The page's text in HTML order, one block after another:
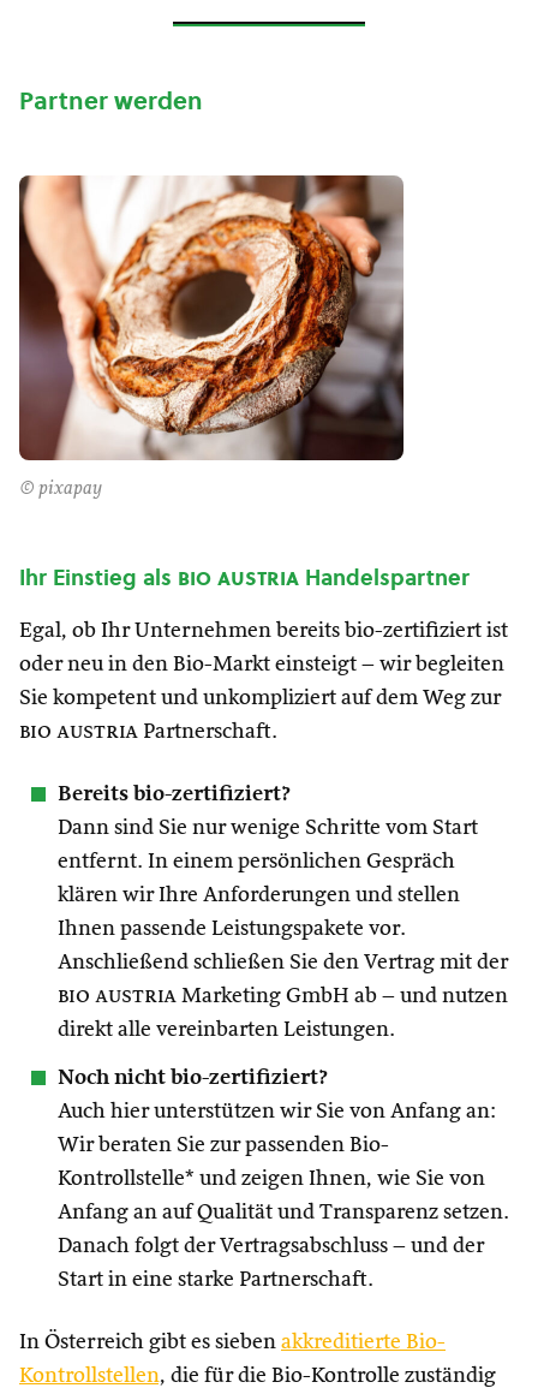
Partner werden
© pixapay
Ihr Einstieg als bio austria Handelspartner
Egal, ob Ihr Unternehmen bereits bio-zertifiziert ist
oder neu in den Bio-Markt einsteigt – wir begleiten
Sie kompetent und unkompliziert auf dem Weg zur
bio austria Partnerschaft.
Bereits bio-zertifiziert?
Dann sind Sie nur wenige Schritte vom Start
entfernt. In einem persönlichen Gespräch
klären wir Ihre Anforderungen und stellen
Ihnen passende Leistungspakete vor.
Anschließend schließen Sie den Vertrag mit der
bio austria Marketing GmbH ab – und nutzen
direkt alle vereinbarten Leistungen.
Noch nicht bio-zertifiziert?
Auch hier unterstützen wir Sie von Anfang an:
Wir beraten Sie zur passenden Bio-
Kontrollstelle* und zeigen Ihnen, wie Sie von
Anfang an auf Qualität und Transparenz setzen.
Danach folgt der Vertragsabschluss – und der
Start in eine starke Partnerschaft.
In Österreich gibt es sieben akkreditierte Bio-
Kontrollstellen, die für die Bio-Kontrolle zuständig